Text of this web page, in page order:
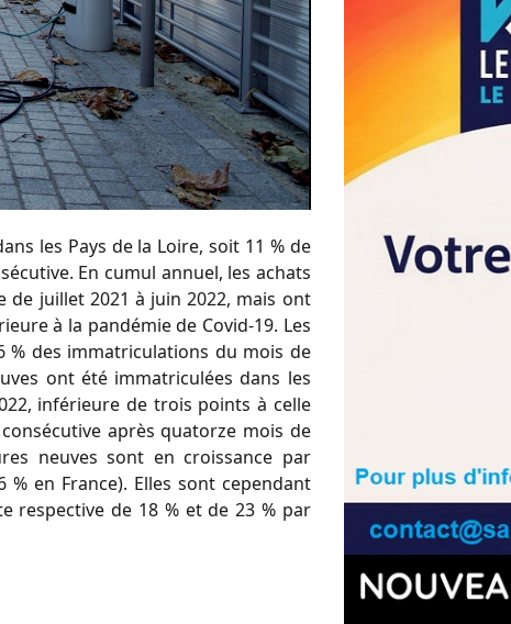
les Pays de la Loire, soit 11 % de
En cumul annuel, les achats
de juillet 2021 à juin 2022, mais ont
à la pandémie de Covid-19. Les
% des immatriculations du mois de
ont été immatriculées dans les
inférieure de trois points à celle
consécutive après quatorze mois de
neuves sont en croissance par
en France). Elles sont cependant
respective de 18 % et de 23 % par